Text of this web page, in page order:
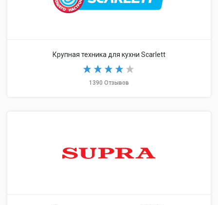
Крупная техника для кухни Scarlett
1390 Отзывов